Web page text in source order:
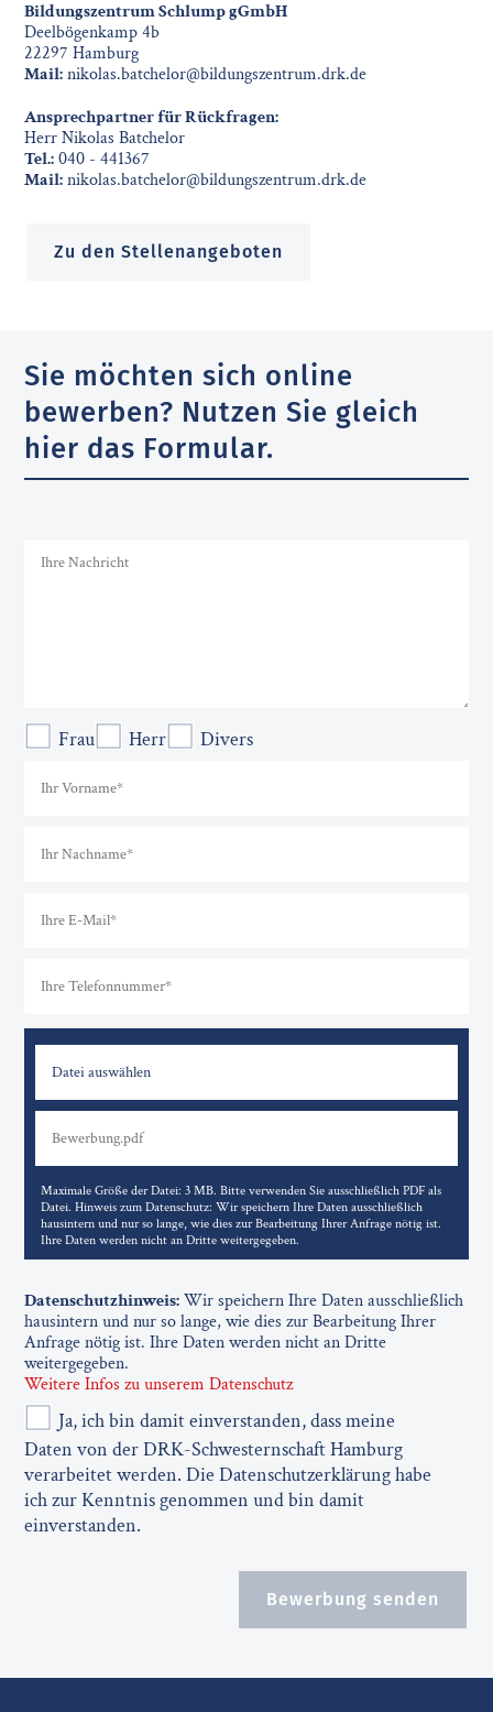
Bildungszentrum Schlump gGmbH
Deelbögenkamp 4b
22297 Hamburg
Mail: nikolas.batchelor@bildungszentrum.drk.de
Ansprechpartner für Rückfragen:
Herr Nikolas Batchelor
Tel.:040 - 441367
Mail: nikolas.batchelor@bildungszentrum.drk.de
Zu den Stellenangeboten
Sie möchten sich online
bewerben? Nutzen Sie gleich
hier das Formular.
Frau Herr Divers
Datei auswählen
Maximale Größe der Datei: 3 MB. Bitte verwenden Sie ausschließlich PDF als
Datei. Hinweis zum Datenschutz: Wir speichern Ihre Daten ausschließlich
hausintern und nur so lange, wie dies zur Bearbeitung Ihrer Anfrage nötig ist.
Ihre Daten werden nicht an Dritte weitergegeben.
Datenschutzhinweis:Wir speichern Ihre Daten ausschließlich
hausintern und nur so lange, wie dies zur Bearbeitung Ihrer
Anfrage nötig ist. Ihre Daten werden nicht an Dritte
weitergegeben.
Weitere Infos zu unserem Datenschutz
Ja, ich bin damit einverstanden, dass meine
Daten von der DRK-Schwesternschaft Hamburg
verarbeitet werden. Die Datenschutzerklärung habe
ich zur Kenntnis genommen und bin damit
einverstanden.
Bewerbung senden